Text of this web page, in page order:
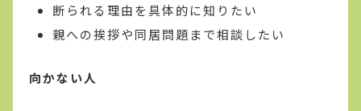
断られる理由を具体的に知りたい
親への挨拶や同居問題まで相談したい
向かない人